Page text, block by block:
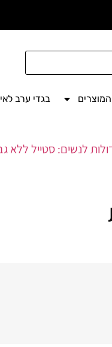
בגדי ערב
לנשים: סטייל ללא